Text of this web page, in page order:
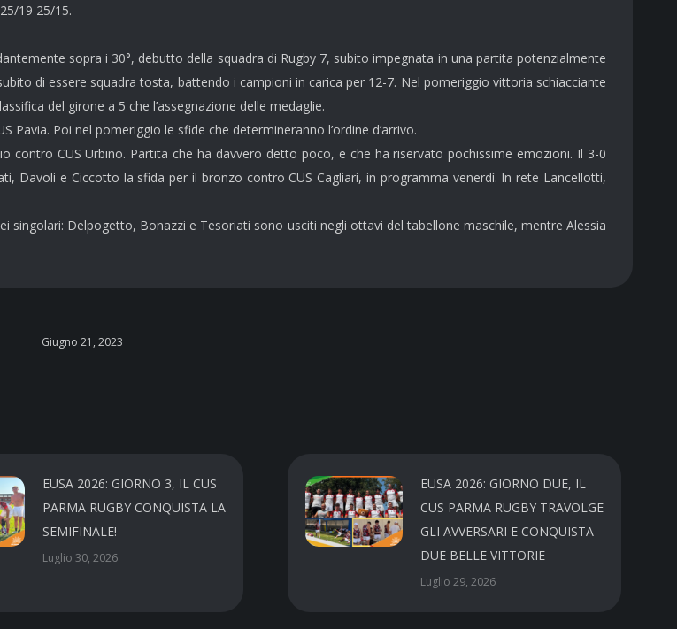
19 25/15.
sopra i 30°, debutto della squadra di Rugby 7, subito impegnata in una partita potenzialmente
di essere squadra tosta, battendo i campioni in carica per 12-7. Nel pomeriggio vittoria schiacciante
del girone a 5 che l’assegnazione delle medaglie.
Poi nel pomeriggio le sfide che determineranno l’ordine d’arrivo.
contro CUS Urbino. Partita che ha davvero detto poco, e che ha riservato pochissime emozioni. Il 3-0
Davoli e Ciccotto la sfida per il bronzo contro CUS Cagliari, in programma venerdì. In rete Lancellotti,
Delpogetto, Bonazzi e Tesoriati sono usciti negli ottavi del tabellone maschile, mentre Alessia
Giugno 21, 2023
EUSA 2026: GIORNO 3, IL CUS
PARMA RUGBY CONQUISTA LA
SEMIFINALE!
Luglio 30, 2026
EUSA 2026: GIORNO DUE, IL
CUS PARMA RUGBY TRAVOLGE
GLI AVVERSARI E CONQUISTA
DUE BELLE VITTORIE
Luglio 29, 2026